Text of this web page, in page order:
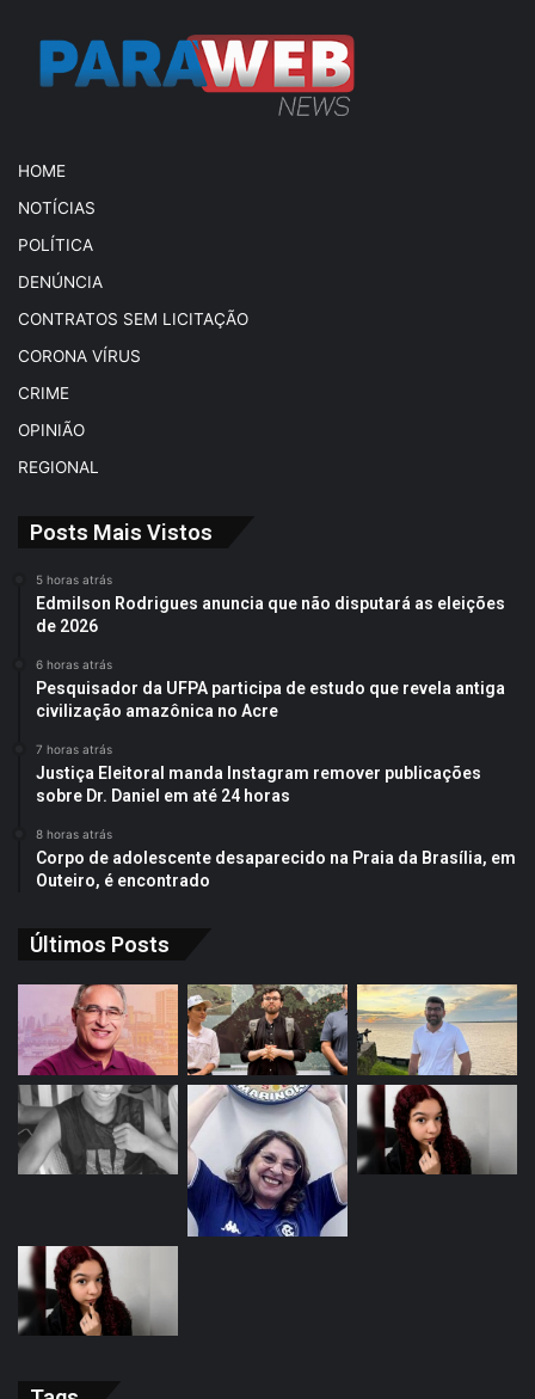
HOME
NOTÍCIAS
POLÍTICA
DENÚNCIA
CONTRATOS SEM LICITAÇÃO
CORONA VÍRUS
CRIME
OPINIÃO
REGIONAL
Posts Mais Vistos
5 horas atrás
Edmilson Rodrigues anuncia que não disputará as eleições
de 2026
6 horas atrás
Pesquisador da UFPA participa de estudo que revela antiga
civilização amazônica no Acre
7 horas atrás
Justiça Eleitoral manda Instagram remover publicações
sobre Dr. Daniel em até 24 horas
8 horas atrás
Corpo de adolescente desaparecido na Praia da Brasília, em
Outeiro, é encontrado
Últimos Posts